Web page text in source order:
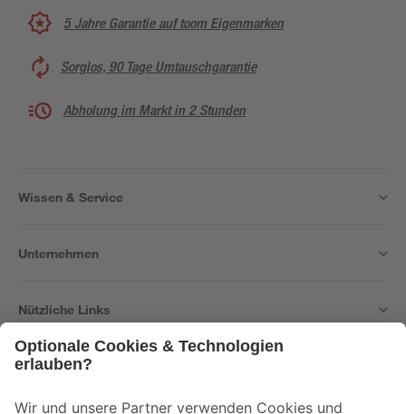
5 Jahre Garantie auf toom Eigenmarken
Sorglos, 90 Tage Umtauschgarantie
Abholung im Markt in 2 Stunden
Wissen & Service
Unternehmen
Nützliche Links
Der toom Newsletter: Keine Angebote und Aktionen mehr verpassen!